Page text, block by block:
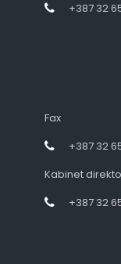
+387 32
Fax
+387 32
Kabinet
+387 32